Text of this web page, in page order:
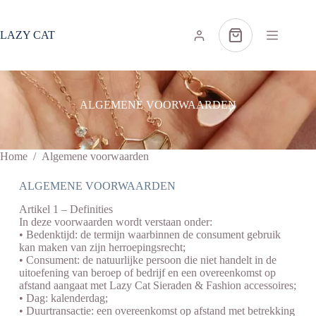
de
LAZY CAT Winkelwagen
ALGEMENE VOORWAARDEN
Home / Algemene voorwaarden
ALGEMENE VOORWAARDEN
Artikel 1 – Definities
In deze voorwaarden wordt verstaan onder:
• Bedenktijd: de termijn waarbinnen de consument gebruik
kan maken van zijn herroepingsrecht;
• Consument: de natuurlijke persoon die niet handelt in de
uitoefening van beroep of bedrijf en een overeenkomst op
afstand aangaat met Lazy Cat Sieraden & Fashion accessoires;
• Dag: kalenderdag;
• Duurtransactie: een overeenkomst op afstand met betrekking